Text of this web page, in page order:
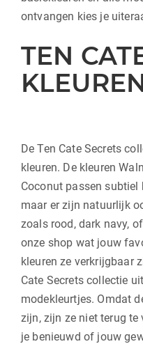
ontvangen kies je
TEN
De Ten Cate Secrets
kleuren. De kleuren
Coconut passen
maar er zijn natuurlijk
zoals rood, dark navy,
onze shop wat jouw
kleuren ze verkrijgbaar
Cate Secrets collectie
modekleurtjes. Omdat
zijn, zijn ze niet terug te
je benieuwd of jouw